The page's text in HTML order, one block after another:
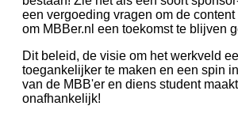
een vergoeding vragen om de
om MBBer.nl een toekomst te blijven
Dit beleid, de visie om het werkveld
toegankelijker te maken en een spin
van de MBB'er en diens student
onafhankelijk!